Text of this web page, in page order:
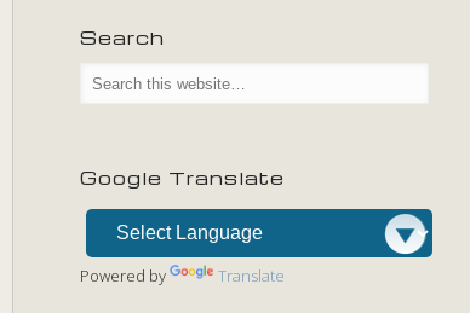
Search
Google Translate
Powered by Translate